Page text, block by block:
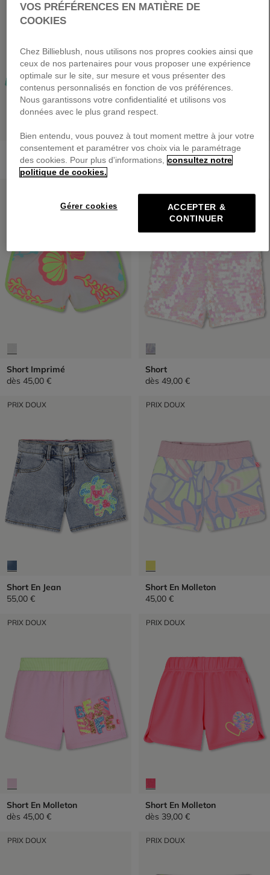
Short En Molleton
dès39,00 €
Short En Molleton
dès39,00 €
Short Imprimé
dès 45,00 €
Short
dès 49,00 €
PRIX DOUX
Short En Jean
55,00 €
PRIX DOUX
Short En Molleton
45,00 €
PRIX DOUX
Short En Molleton
dès 45,00 €
PRIX DOUX
Short En Molleton
dès 39,00 €
PRIX DOUX PRIX DOUX
VOS PRÉFÉRENCES EN MATIÈRE DE
COOKIES
Chez Billieblush, nous utilisons nos propres cookies ainsi que
ceux de nos partenaires pour vous proposer une expérience
optimale sur le site, sur mesure et vous présenter des
contenus personnalisés en fonction de vos préférences.
Nous garantissons votre confidentialité et utilisons vos
données avec le plus grand respect.
Bien entendu, vous pouvez à tout moment mettre à jour votre
consentement et paramétrer vos choix via le paramétrage
des cookies. Pour plus d'informations,
consultez notre
politique de cookies.
Gérer cookies
ACCEPTER &
CONTINUER